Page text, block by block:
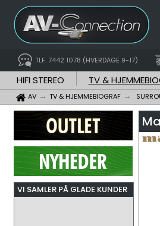
TLF. 7442 1078 (HVERDAGE 9-17)
HIFI STEREO TV &
AV TV & HJEMMEBIOGRAF
VI SAMLER PÅ GLADE KUNDER